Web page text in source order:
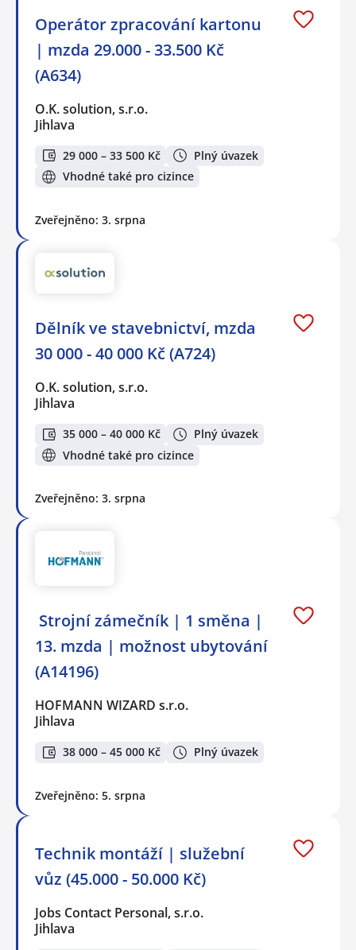
Operátor zpracování kartonu
| mzda 29.000 - 33.500 Kč
(A634)
O.K. solution, s.r.o.
Jihlava
29 000 – 33 500 Kč
Plný úvazek
Vhodné také pro cizince
Zveřejněno: 3. srpna
Dělník ve stavebnictví, mzda
30 000 - 40 000 Kč (A724)
O.K. solution, s.r.o.
Jihlava
35 000 – 40 000 Kč
Plný úvazek
Vhodné také pro cizince
Zveřejněno: 3. srpna
️ Strojní zámečník | 1 směna |
13. mzda | možnost ubytování
(A14196)
HOFMANN WIZARD s.r.o.
Jihlava
38 000 – 45 000 Kč Plný úvazek
Zveřejněno: 5. srpna
Technik montáží | služební
vůz (45.000 - 50.000 Kč)
Jobs Contact Personal, s.r.o.
Jihlava